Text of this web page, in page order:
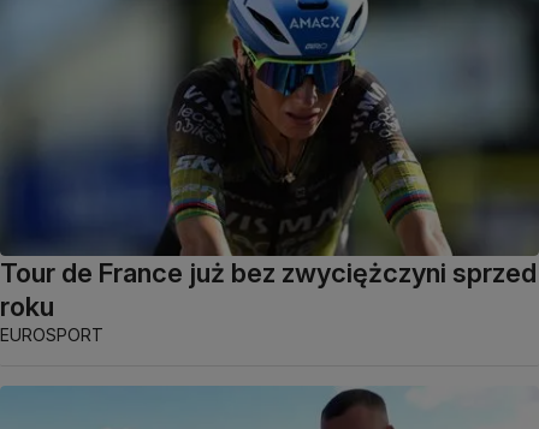
Tour de France już bez zwyciężczyni sprzed
roku
EUROSPORT